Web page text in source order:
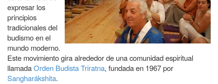
Comunidad
Budista
Triratna
expresar los
principios
tradicionales del
budismo en el
mundo moderno.
Este movimiento gira alrededor de una comunidad espiritual
llamadaOrden Budista Triratna, fundada en 1967 por
Sangharákshita.